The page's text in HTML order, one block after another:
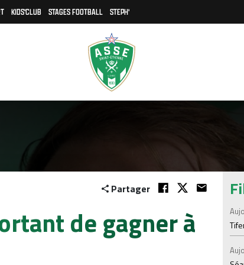
KIDS'CLUB STAGES FOOTBALL STEPH'
Partager
de gagner à